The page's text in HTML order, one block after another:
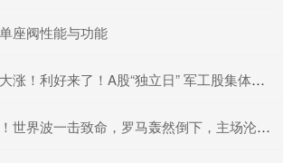
座阀性能与功能
！利好来了！A股“独立日” 军工股集体爆发
波一击致命，罗马轰然倒下，主场沦陷，两连胜被终结